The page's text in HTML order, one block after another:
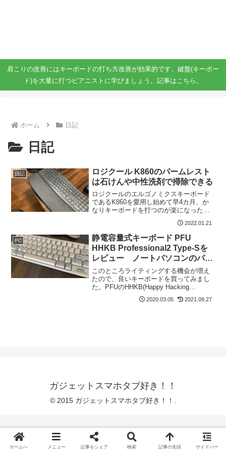
肩こりの改善にはキーボードの打ち方改善が効果的です。鍵盤(キーボー
ド)を大量に打つピアニストに学びましょう。記事はこちら。
ホーム 日記
日記
日記
ロジクール K860のパームレスト
は石けんや中性洗剤で掃除できる
ロジクールのエルゴノミクスキーボード
であるK860を愛用し始めて早4カ月、か
なりキーボードを打つのが楽になったと
感じています。しかしながら、取り外し
できないパームレストに汚れが目立つの
が気になるように。調べたところ、石け
んや中性洗剤で掃除で...
2022.01.21
PC
静電容量式キーボード PFU
HHKB Professional2 Type-Sを
レビュー ノートパソコンのパン
タグラフ式とどう違う?
このところライティングする機会が増え
たので、良いキーボードを買ってみまし
た。PFUのHHKB(Happy Hacking
Keyboard) Professional2 Type-S(PD-
KB400WS)です。評判通り素晴らしいキ
2020.03.05 2021.09.27
ガジェットスマホタブ好き！！
© 2015 ガジェットスマホタブ好き！！.
ホームへ メニュー 記事をシェア 検索 記事の先頭 サイドバー